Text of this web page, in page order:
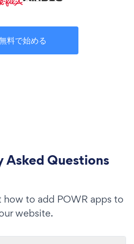
料で始める
Asked Questions
how to add POWR apps to
website.